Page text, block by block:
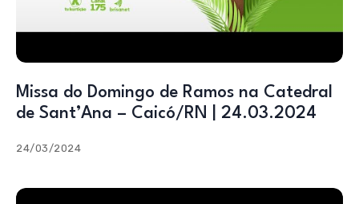
Missa do Domingo de Ramos na Catedral
de Sant’Ana – Caicó/RN | 24.03.2024
24/03/2024